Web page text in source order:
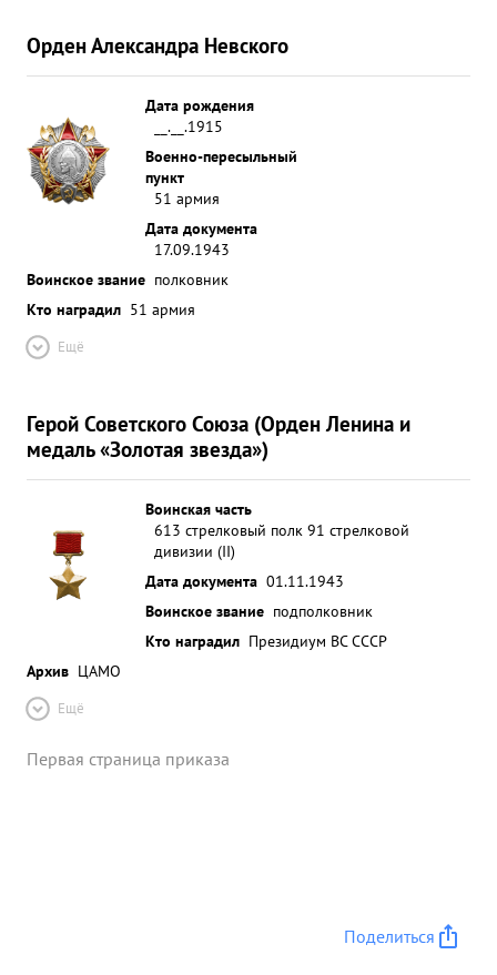
Орден Александра Невского
Дата рождения
__.__.1915
Военно-пересыльный
пункт
51 армия
Дата документа
17.09.1943
Воинское звание полковник
Кто наградил 51 армия
Ещё
Герой Советского Союза (Орден Ленина и
медаль «Золотая звезда»)
Воинская часть
613 стрелковый полк 91 стрелковой
дивизии (II)
Дата документа 01.11.1943
Воинское звание подполковник
Кто наградил Президиум ВС СССР
Архив ЦАМО
Ещё
Первая страница приказа
Поделиться